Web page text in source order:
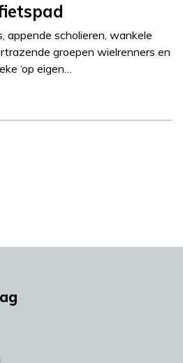
appende scholieren, wankele
groepen wielrenners en
‘op eigen…